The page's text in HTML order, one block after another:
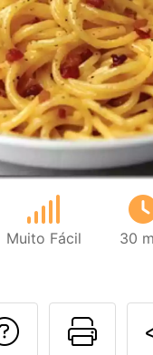
Muito Fácil 30
Falar